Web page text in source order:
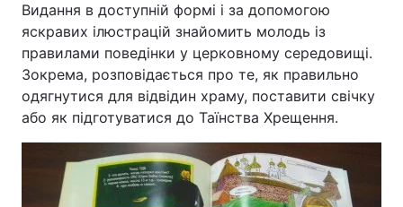
Видання в доступній формі і за допомогою
яскравих ілюстрацій знайомить молодь із
правилами поведінки у церковному середовищі.
Зокрема, розповідається про те, як правильно
одягнутися для відвідин храму, поставити свічку
або як підготуватися до Таїнства Хрещення.